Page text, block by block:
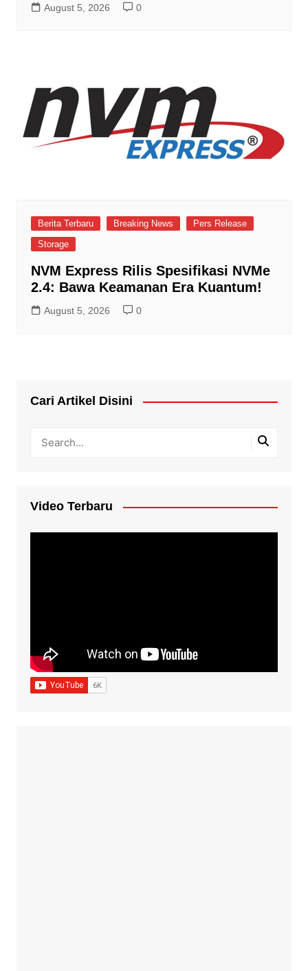
August 5, 2026 0
Berita Terbaru Breaking News
Pers Release
Storage
NVM Express Rilis Spesifikasi NVMe
2.4: Bawa Keamanan Era Kuantum!
August 5, 2026 0
Cari Artikel Disini
Video Terbaru